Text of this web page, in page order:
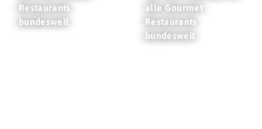
Restaurants
bundesweit
alle Gourmet
Restaurants
bundesweit